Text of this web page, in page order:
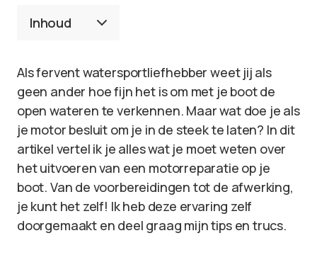
Inhoud
Als fervent watersportliefhebber weet jij als
geen ander hoe fijn het is om met je boot de
open wateren te verkennen. Maar wat doe je als
je motor besluit om je in de steek te laten? In dit
artikel vertel ik je alles wat je moet weten over
het uitvoeren van een motorreparatie op je
boot. Van de voorbereidingen tot de afwerking,
je kunt het zelf! Ik heb deze ervaring zelf
doorgemaakt en deel graag mijn tips en trucs.